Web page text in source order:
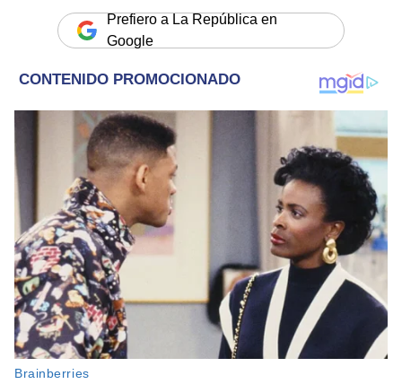
Prefiero a La República en
Google